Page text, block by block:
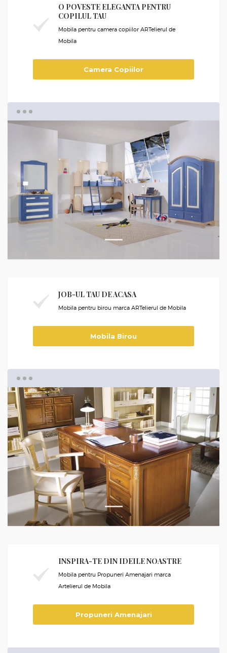
O POVESTE ELEGANTA PENTRU
COPILUL TAU
Mobila pentru camera copiilor ARTelierul de
Mobila
Camera Copiilor
1
JOB-UL TAU DE ACASA
Mobila pentru birou marca ARTelierul de Mobila
Mobila Birou
INSPIRA-TE DIN IDEILE NOASTRE
Mobila pentru Propuneri Amenajari marca
Artelierul de Mobila
Propuneri Amenajari